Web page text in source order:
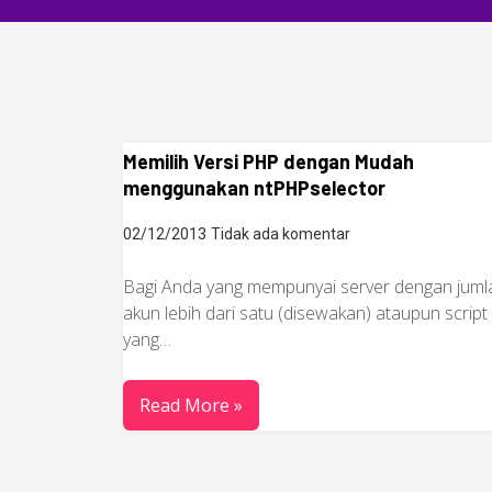
Memilih Versi PHP dengan Mudah
menggunakan ntPHPselector
02/12/2013 Tidak ada komentar
Bagi Anda yang mempunyai server dengan
akun lebih dari satu (disewakan) ataupun script
yang…
Read More »